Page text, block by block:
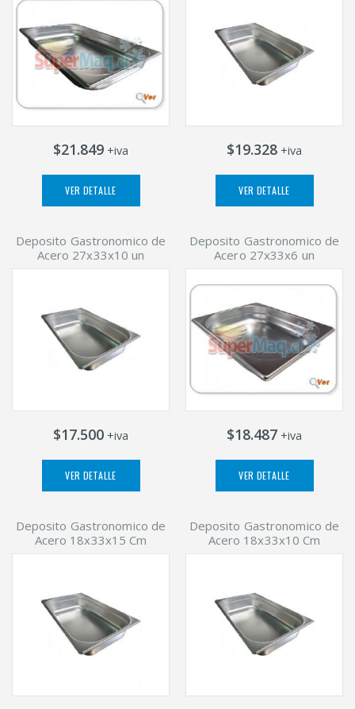
$21.849 +iva
VER DETALLE
$19.328 +iva
VER DETALLE
Deposito Gastronomico de
Acero 27x33x10 un
$17.500 +iva
VER DETALLE
Deposito Gastronomico de
Acero 27x33x6 un
$18.487 +iva
VER DETALLE
Deposito Gastronomico de
Acero 18x33x15 Cm
Deposito Gastronomico de
Acero 18x33x10 Cm